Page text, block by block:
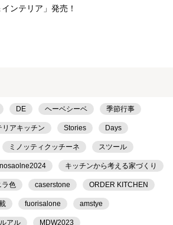
ンテリア」発売！
DE ヘーベシーベ 季節行事
アキッチン Stories Days
ミノッティクッチーネ スツール
キッチンから考える家づくり
ラ色 caserstone ORDER KITCHEN
fuorisalone amstye
アル MDW2023